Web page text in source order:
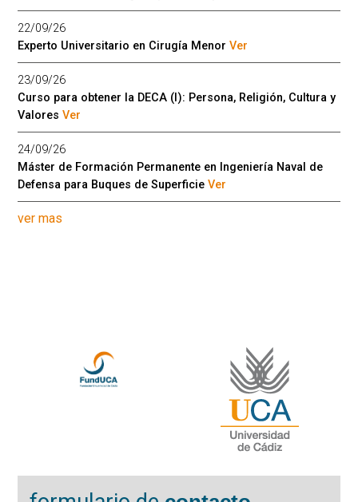
22/09/26
Experto Universitario en Cirugía MenorVer
23/09/26
Curso para obtener la DECA (I): Persona, Religión, Cultura y
ValoresVer
24/09/26
Máster de Formación Permanente en Ingeniería Naval de
Defensa para Buques de SuperficieVer
ver mas